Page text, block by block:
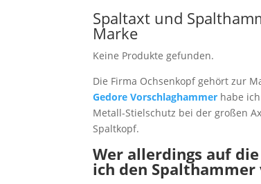
Spaltaxt und
Marke
Keine Produkte gefunden.
Die Firma Ochsenkopf gehört zur
Gedore Vorschlaghammer habe
Metall-Stielschutz bei der großen
Spaltkopf.
Wer allerdings auf
ich den Spalthammer